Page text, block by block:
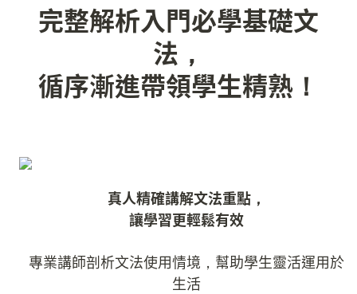
完整解析入門必學基礎文
法，
循序漸進帶領學生精熟！
真人精確講解文法重點，
讓學習更輕鬆有效
專業講師剖析文法使用情境，幫助學生靈活運用於
生活